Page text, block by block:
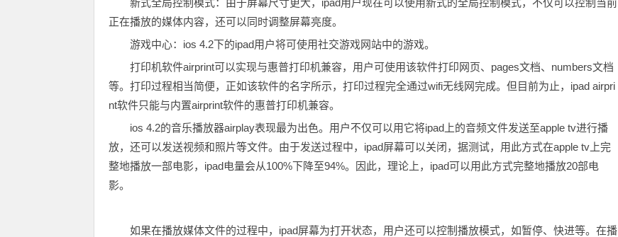
新式全局控制模式：由于屏幕尺寸更大，ipad用户现在可以使用新式的全局控制模式，不仅可以控制当前
正在播放的媒体内容，还可以同时调整屏幕亮度。
游戏中心：ios 4.2下的ipad用户将可使用社交游戏网站中的游戏。
打印机软件airprint可以实现与惠普打印机兼容，用户可使用该软件打印网页、pages文档、numbers文档
等。打印过程相当简便，正如该软件的名字所示，打印过程完全通过wifi无线网完成。但目前为止，ipad airpri
nt软件只能与内置airprint软件的惠普打印机兼容。
ios 4.2的音乐播放器airplay表现最为出色。用户不仅可以用它将ipad上的音频文件发送至apple tv进行播
放，还可以发送视频和照片等文件。由于发送过程中，ipad屏幕可以关闭，据测试，用此方式在apple tv上完
整地播放一部电影，ipad电量会从100%下降至94%。因此，理论上，ipad可以用此方式完整地播放20部电
影。
如果在播放媒体文件的过程中，ipad屏幕为打开状态，用户还可以控制播放模式，如暂停、快进等。在播